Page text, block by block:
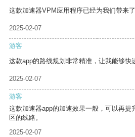
这款加速器VPM应用程序已经为我们带来
2025-02-07
游客
这款app的路线规划非常精准，让我能够快
2025-02-07
游客
这款加速器app的加速效果一般，可以再提
区的线路。
2025-02-07